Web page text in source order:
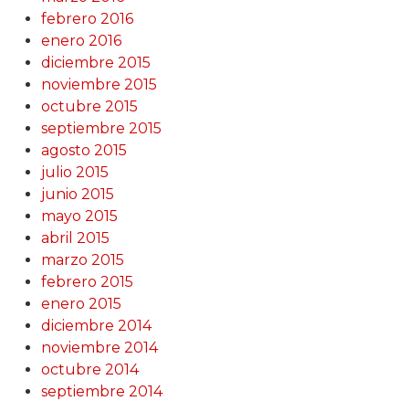
febrero 2016
enero 2016
diciembre 2015
noviembre 2015
octubre 2015
septiembre 2015
agosto 2015
julio 2015
junio 2015
mayo 2015
abril 2015
marzo 2015
febrero 2015
enero 2015
diciembre 2014
noviembre 2014
octubre 2014
septiembre 2014